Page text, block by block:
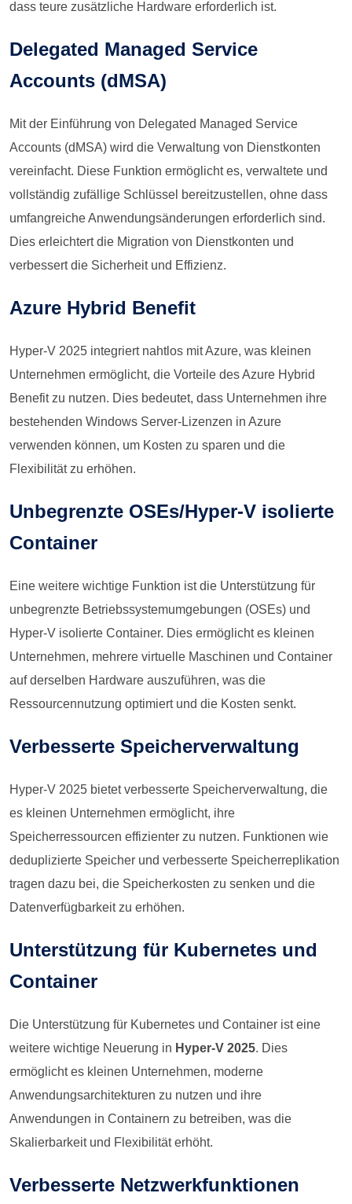
dass teure zusätzliche Hardware erforderlich ist.
Delegated Managed Service
Accounts (dMSA)
Mit der Einführung von Delegated Managed Service
Accounts (dMSA) wird die Verwaltung von Dienstkonten
vereinfacht. Diese Funktion ermöglicht es, verwaltete und
vollständig zufällige Schlüssel bereitzustellen, ohne dass
umfangreiche Anwendungsänderungen erforderlich sind.
Dies erleichtert die Migration von Dienstkonten und
verbessert die Sicherheit und Effizienz.
Azure Hybrid Benefit
Hyper-V 2025 integriert nahtlos mit Azure, was kleinen
Unternehmen ermöglicht, die Vorteile des Azure Hybrid
Benefit zu nutzen. Dies bedeutet, dass Unternehmen ihre
bestehenden Windows Server-Lizenzen in Azure
verwenden können, um Kosten zu sparen und die
Flexibilität zu erhöhen.
Unbegrenzte OSEs/Hyper-V isolierte
Container
Eine weitere wichtige Funktion ist die Unterstützung für
unbegrenzte Betriebssystemumgebungen (OSEs) und
Hyper-V isolierte Container. Dies ermöglicht es kleinen
Unternehmen, mehrere virtuelle Maschinen und Container
auf derselben Hardware auszuführen, was die
Ressourcennutzung optimiert und die Kosten senkt.
Verbesserte Speicherverwaltung
Hyper-V 2025 bietet verbesserte Speicherverwaltung, die
es kleinen Unternehmen ermöglicht, ihre
Speicherressourcen effizienter zu nutzen. Funktionen wie
deduplizierte Speicher und verbesserte Speicherreplikation
tragen dazu bei, die Speicherkosten zu senken und die
Datenverfügbarkeit zu erhöhen.
Unterstützung für Kubernetes und
Container
Die Unterstützung für Kubernetes und Container ist eine
weitere wichtige Neuerung in Hyper-V 2025. Dies
ermöglicht es kleinen Unternehmen, moderne
Anwendungsarchitekturen zu nutzen und ihre
Anwendungen in Containern zu betreiben, was die
Skalierbarkeit und Flexibilität erhöht.
Verbesserte Netzwerkfunktionen